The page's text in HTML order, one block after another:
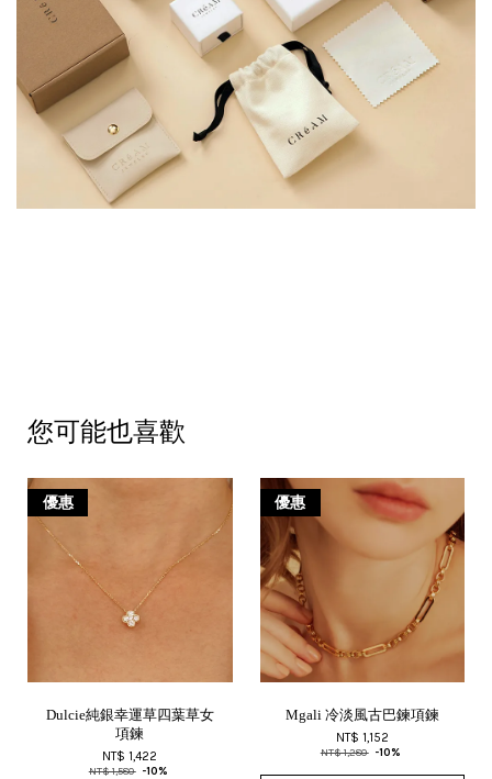
您可能也喜歡
優惠
Dulcie純銀幸運草四葉草女
項鍊
NT$ 1,422
NT$ 1,580 -10%
優惠
Mgali 冷淡風古巴鍊項鍊
NT$ 1,152
NT$ 1,280 -10%